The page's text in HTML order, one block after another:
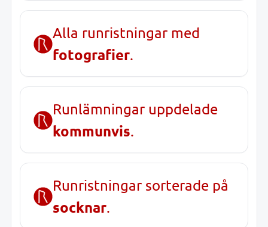
Alla runristningar med
fotografier.
Runlämningar uppdelade
kommunvis.
Runristningar sorterade på
socknar.